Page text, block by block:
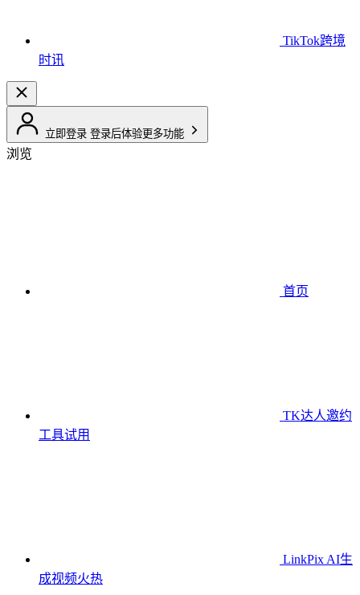
TikTok跨境
时讯
立即登录 登录后体验更多功能
浏览
首页
TK达人邀约
工具试用
LinkPix AI生
成视频火热